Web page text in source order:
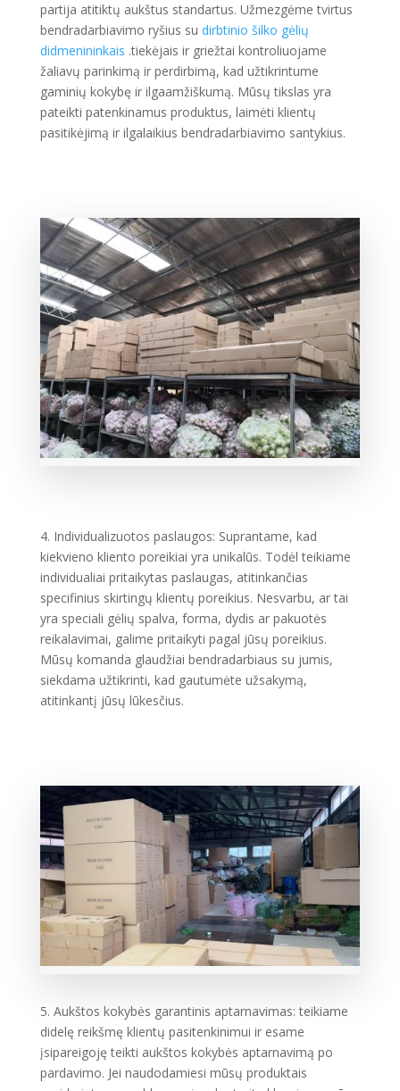
partija atitiktų aukštus standartus. Užmezgėme tvirtus
bendradarbiavimo ryšius su dirbtinio šilko gėlių
didmenininkais .tiekėjais ir griežtai kontroliuojame
žaliavų parinkimą ir perdirbimą, kad užtikrintume
gaminių kokybę ir ilgaamžiškumą. Mūsų tikslas yra
pateikti patenkinamus produktus, laimėti klientų
pasitikėjimą ir ilgalaikius bendradarbiavimo santykius.
4. Individualizuotos paslaugos: Suprantame, kad
kiekvieno kliento poreikiai yra unikalūs. Todėl teikiame
individualiai pritaikytas paslaugas, atitinkančias
specifinius skirtingų klientų poreikius. Nesvarbu, ar tai
yra speciali gėlių spalva, forma, dydis ar pakuotės
reikalavimai, galime pritaikyti pagal jūsų poreikius.
Mūsų komanda glaudžiai bendradarbiaus su jumis,
siekdama užtikrinti, kad gautumėte užsakymą,
atitinkantį jūsų lūkesčius.
5. Aukštos kokybės garantinis aptarnavimas: teikiame
didelę reikšmę klientų pasitenkinimui ir esame
įsipareigoję teikti aukštos kokybės aptarnavimą po
pardavimo. Jei naudodamiesi mūsų produktais